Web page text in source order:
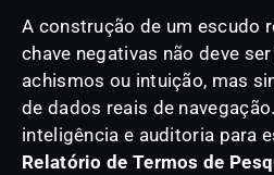
A construção de um escudo
chave negativas não deve
achismos ou intuição, mas
de dados reais de
inteligência e auditoria para
Relatório de Termos de